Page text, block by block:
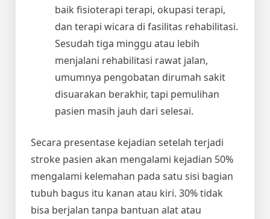
baik fisioterapi terapi, okupasi terapi,
dan terapi wicara di fasilitas rehabilitasi.
Sesudah tiga minggu atau lebih
menjalani rehabilitasi rawat jalan,
umumnya pengobatan dirumah sakit
disuarakan berakhir, tapi pemulihan
pasien masih jauh dari selesai.
Secara presentase kejadian setelah terjadi
stroke pasien akan mengalami kejadian 50%
mengalami kelemahan pada satu sisi bagian
tubuh bagus itu kanan atau kiri. 30% tidak
bisa berjalan tanpa bantuan alat atau